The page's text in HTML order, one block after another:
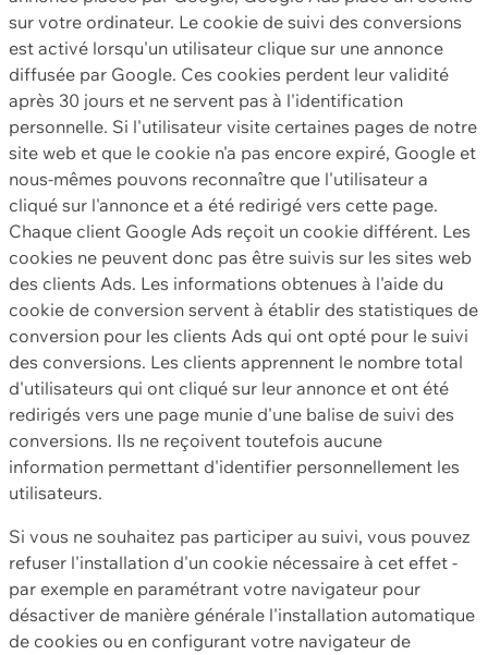
sur votre ordinateur. Le cookie de suivi des conversions
est activé lorsqu'un utilisateur clique sur une annonce
diffusée par Google. Ces cookies perdent leur validité
après 30 jours et ne servent pas à l'identification
personnelle. Si l'utilisateur visite certaines pages de notre
site web et que le cookie n'a pas encore expiré, Google et
nous-mêmes pouvons reconnaître que l'utilisateur a
cliqué sur l'annonce et a été redirigé vers cette page.
Chaque client Google Ads reçoit un cookie différent. Les
cookies ne peuvent donc pas être suivis sur les sites web
des clients Ads. Les informations obtenues à l'aide du
cookie de conversion servent à établir des statistiques de
conversion pour les clients Ads qui ont opté pour le suivi
des conversions. Les clients apprennent le nombre total
d'utilisateurs qui ont cliqué sur leur annonce et ont été
redirigés vers une page munie d'une balise de suivi des
conversions. Ils ne reçoivent toutefois aucune
information permettant d'identifier personnellement les
utilisateurs.
Si vous ne souhaitez pas participer au suivi, vous pouvez
refuser l'installation d'un cookie nécessaire à cet effet -
par exemple en paramétrant votre navigateur pour
désactiver de manière générale l'installation automatique
de cookies ou en configurant votre navigateur de